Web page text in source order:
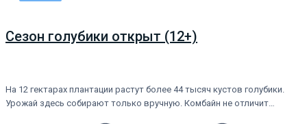
Сезон голубики открыт (12+)
На 12 гектарах плантации растут более 44 тысяч кустов голубики.
Урожай здесь собирают только вручную. Комбайн не отличит…